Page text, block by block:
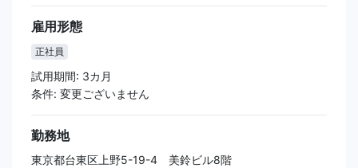
雇用形態
正社員
試用期間: 3カ月
条件: 変更ございません
勤務地
東京都台東区上野5-19-4 美鈴ビル8階